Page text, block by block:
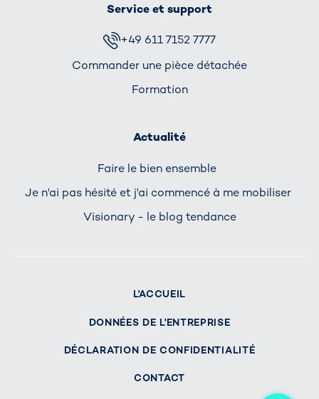
Service et support
+49 611 7152 7777
Commander une pièce détachée
Formation
Actualité
Faire le bien ensemble
Je n'ai pas hésité et j'ai commencé à me mobiliser
Visionary - le blog tendance
L'ACCUEIL
DONNÉES DE L'ENTREPRISE
DÉCLARATION DE CONFIDENTIALITÉ
CONTACT